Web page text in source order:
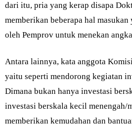
dari itu, pria yang kerap disapa
memberikan beberapa hal
oleh Pemprov untuk menekan
Antara lainnya, kata anggota
yaitu seperti mendorong kegiatan
Dimana bukan hanya investasi
investasi berskala kecil menengah/
memberikan kemudahan dan